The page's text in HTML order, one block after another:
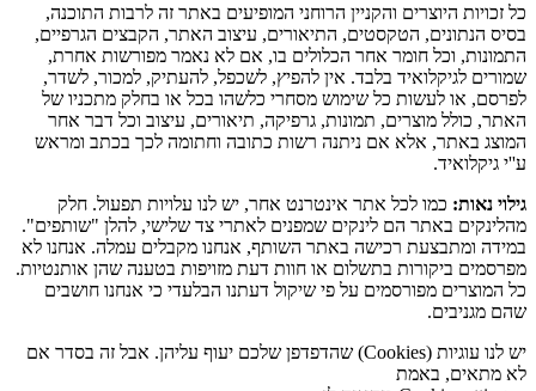
כל זכויות היוצרים והקניין הרוחני המופיעים באתר זה לרבות התוכנה,
בסיס הנתונים, הטקסטים, התיאורים, עיצוב האתר, הקבצים הגרפיים,
התמונות, וכל חומר אחר הכלולים בו, אם לא נאמר מפורשות אחרת,
שמורים לגיקלואיד בלבד. אין להפיץ, לשכפל, להעתיק, למכור, לשדר,
לפרסם, או לעשות כל שימוש מסחרי כלשהו בכל או בחלק מתכניו של
האתר, כולל מוצרים, תמונות, גרפיקה, תיאורים, עיצוב וכל דבר אחר
המוצג באתר, אלא אם ניתנה רשות כתובה וחתומה לכך בכתב ומראש
ע''י גיקלואיד.
גילוי נאות: כמו לכל אתר אינטרנט אחר, יש לנו עלויות תפעול. חלק
מהלינקים באתר הם לינקים שמפנים לאתרי צד שלישי, להלן "שותפים".
במידה ומתבצעת רכישה באתר השותף, אנחנו מקבלים עמלה. אנחנו לא
מפרסמים ביקורות בתשלום או חוות דעת מזויפות בטענה שהן אותנטיות.
כל המוצרים מפורסמים על פי שיקול דעתנו הבלעדי כי אנחנו חושבים
שהם מגניבים.
יש לנו עוגיות (Cookies) שהדפדפן שלכם יעוף עליהן. אבל זה בסדר אם
לא מתאים, באמת